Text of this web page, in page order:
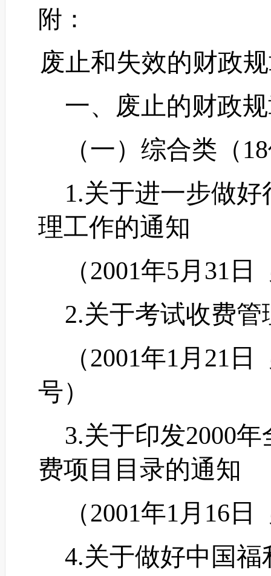
附：
废止和失效的财政
一、废止的财政
（一）综合类（
1.关于进一步做好
理工作的通知
（2001年5月31
2.关于考试收费管
（2001年1月21
号）
3.关于印发2000年
费项目目录的通知
（2001年1月16
4.关于做好中国福